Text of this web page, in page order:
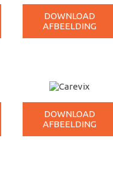
DOWNLOAD
AFBEELDING
DOWNLOAD
AFBEELDING